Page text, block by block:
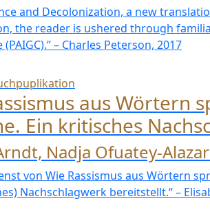
and Decolonization, a new
the reader is ushered through
(PAIGC).“ – Charles Peterson, 2017
aus Wörtern
Ein kritisches
Nadja Ofuatey-
von Wie Rassismus aus Wörtern
Nachschlagwerk bereitstellt.“ –